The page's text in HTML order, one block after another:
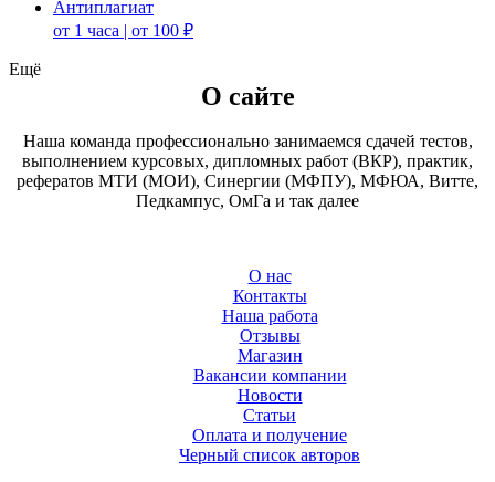
Антиплагиат
от 1 часа | от 100 ₽
Ещё
О сайте
Наша команда профессионально занимаемся сдачей тестов,
выполнением курсовых, дипломных работ (ВКР), практик,
рефератов МТИ (МОИ), Синергии (МФПУ), МФЮА, Витте,
Педкампус, ОмГа и так далее
О нас
Контакты
Наша работа
Отзывы
Магазин
Вакансии компании
Новости
Статьи
Оплата и получение
Черный список авторов